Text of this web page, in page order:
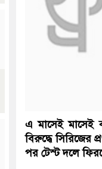
এ মাসেই মাসেই
বিরুদ্ধে সিরিজের
পর টেস্ট দলে